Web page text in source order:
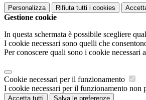
Personalizza Rifiuta tutti i cookies
Gestione cookie
In questa schermata è possibile scegliere
I cookie necessari sono quelli che
Per conoscere quali sono i cookie necessari
Cookie necessari per il funzionamento
I cookie necessari per il funzionamento non
Accetta tutti Salva le preferenze